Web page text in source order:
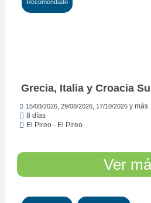
Recomendado
Grecia, Italia y Croacia
15/08/2026 29/08/2026 17/10/2026 y más
8 días
El Pireo - El Pireo
Ver